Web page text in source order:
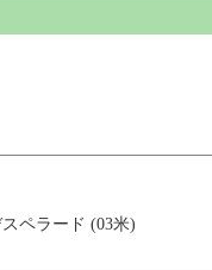
ペラード (03米)